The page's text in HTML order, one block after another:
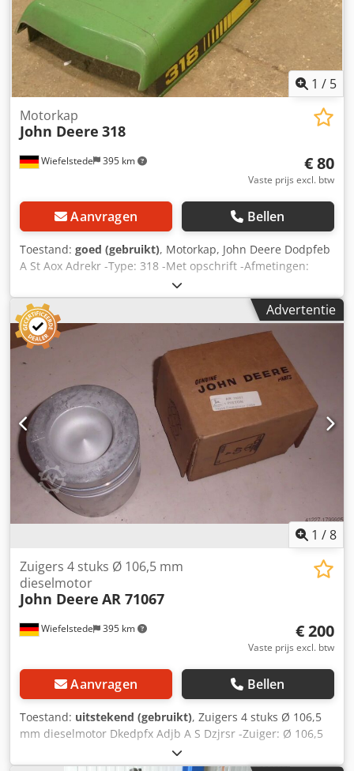
1 / 5
Wiefelstede 395 km
Motorkap
John Deere 318
€ 80
Vaste prijs excl. btw
Aanvragen Bellen
Toestand: goed (gebruikt), Motorkap, John Deere Dodpfeb
A St Aox Adrekr -Type: 318 -Met opschrift -Afmetingen:
920/380/H180 mm -Gewicht: 2 kg
Advertentie
1 /8
Wiefelstede 395 km
Zuigers 4 stuks Ø 106,5 mm
dieselmotor
John Deere AR 71067
€ 200
Vaste prijs excl. btw
Aanvragen Bellen
Toestand: uitstekend (gebruikt), Zuigers 4 stuks Ø 106,5
mm dieselmotor Dkedpfx Adjb A S Dzjrsr -Zuiger: Ø 106,5
mm -Zuigerhoogte: 112 mm -Zuigerpen: Ø 41,278 mm -
Totaalprijs: 4 stuks -Gewicht: 1,4 kg/stuk